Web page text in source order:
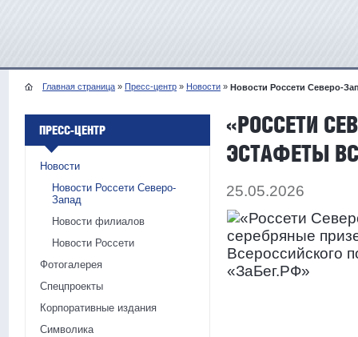
Главная страница » Пресс-центр » Новости » Новости Россети Северо-
ПРЕСС-ЦЕНТР
Новости
Новости Россети Северо-
Запад
Новости филиалов
Новости Россети
Фотогалерея
Спецпроекты
Корпоративные издания
Символика
«РОССЕТИ
ЭСТАФЕТЫ
25.05.2026